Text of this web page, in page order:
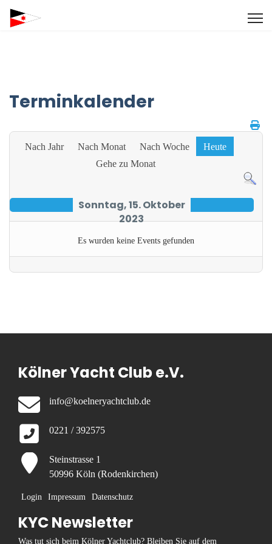
Terminkalender
Nach Jahr Nach Monat Nach Woche
Heute
Gehe zu Monat
Sonntag, 15. Oktober
2023
Es wurden keine Events gefunden
Kölner Yacht Club e.V.
info@koelneryachtclub.de
0221 / 392575
Steinstrasse 1
50996 Köln (Rodenkirchen)
Login Impressum Datenschutz
KYC Newsletter
Was tut sich beim Kölner Yachtclub? Bleiben Sie auf dem